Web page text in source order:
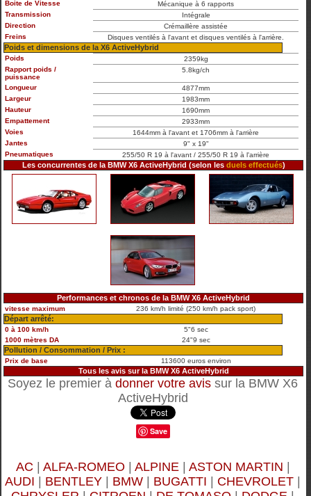
Boite de Vitesse
Mécanique à 6 rapports
Transmission
Intégrale
Direction
Crémaillère assistée
Freins
Disques ventilés à l'avant et disques ventilés à l'arrière.
Poids et dimensions de la X6 ActiveHybrid
Poids
2359kg
Rapport poids /
puissance
5.8kg/ch
Longueur
4877mm
Largeur
1983mm
Hauteur
1690mm
Empattement
2933mm
Voies
1644mm à l'avant et 1706mm à l'arrière
Jantes
9" x 19"
Pneumatiques
255/50 R 19 à l'avant / 255/50 R 19 à l'arrière
Les concurrentes de la BMW X6 ActiveHybrid (selon les duels effectués)
Performances et chronos de la BMW X6 ActiveHybrid
vitesse maximum 236 km/h limité (250 km/h pack sport)
Départ arrêté:
0 à 100 km/h
5"6 sec
1000 mètres DA
24"9 sec
Pollution / Consommation / Prix :
Prix de base 113600 euros environ
Tous les avis sur la BMW X6 ActiveHybrid
Soyez le premier àdonner votre avis sur la BMW X6
ActiveHybrid
Save
AC | ALFA-ROMEO | ALPINE | ASTON MARTIN |
AUDI | BENTLEY | BMW | BUGATTI | CHEVROLET |